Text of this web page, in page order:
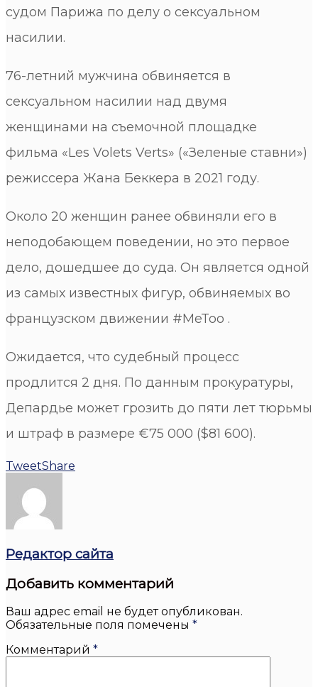
судом Парижа по делу о сексуальном
насилии.
76-летний мужчина обвиняется в
сексуальном насилии над двумя
женщинами на съемочной площадке
фильма «Les Volets Verts» («Зеленые ставни»)
режиссера Жана Беккера в 2021 году.
Около 20 женщин ранее обвиняли его в
неподобающем поведении, но это первое
дело, дошедшее до суда. Он является одной
из самых известных фигур, обвиняемых во
французском движении #MeToo .
Ожидается, что судебный процесс
продлится 2 дня. По данным прокуратуры,
Депардье может грозить до пяти лет тюрьмы
и штраф в размере €75 000 ($81 600).
TweetShare
Редактор сайта
Добавить комментарий
Ваш адрес email не будет опубликован.
Обязательные поля помечены *
Комментарий *